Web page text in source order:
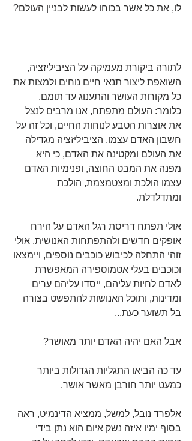
לו, את כל אשר בכוחו לעשות לבניין העולם?
לתורה ביקורת מעמיקה על הציביליזציה,
השואפת ליצור תנאי חיים נוחים ולמצות את
כל מקורות העושר והתענוג עד תומם.
כלומר: העולם מתפתח, אנו מרבים לנצל
את אוצרות הטבע לנוחות החיים, וכל זה על
חשבון האדם עצמו. הציביליזציה מגדילה
את העולם ומקטינה את האדם, כי היא
מפנה את המבט החוצה, ופנימיות האדם
עצמו הולכת ומצטמצמת, הולכת
ומתדלדלת.
אולי תפתח דריסת רגל האדם על הירח
אופקים חדשים ולהתפתחות האנושית, אולי
זוהי התחלה לכיבוש כוכבים נוספים, ויימצאו
וכוכבים בעלי אטמוספירה המאפשרת
לאדם לחיות עליהם, ייסדו עליהם ערים
ומדינות, ותוכל האנושות להתפשט בצורה
בל תשוער כעת...
אבל האם יהיה האדם יותר מאושר?
עד כה הביאו התגליות הגדולות ביותר
כמעט יותר חורבן מאשר אושר.
אלפרד נובל, למשל, ממציא הדינמיט, ראה
בסוף ימיו איזה נשק איום הוא נתן בידי